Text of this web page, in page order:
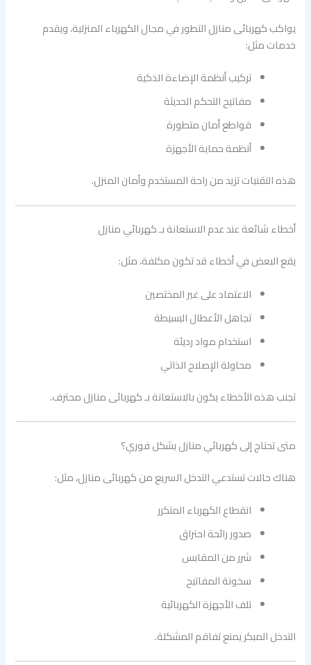
يواكب كهربائى منازل التطور في مجال الكهرباء المنزلية، ويقدم
خدمات مثل:
تركيب أنظمة الإضاءة الذكية
مفاتيح التحكم الحديثة
قواطع أمان متطورة
أنظمة حماية الأجهزة
هذه التقنيات تزيد من راحة المستخدم وأمان المنزل.
أخطاء شائعة عند عدم الاستعانة بـ كهربائي منازل
يقع البعض في أخطاء قد تكون مكلفة، مثل:
الاعتماد على غير المختصين
تجاهل الأعطال البسيطة
استخدام مواد رديئة
محاولة الإصلاح الذاتي
تجنب هذه الأخطاء يكون بالاستعانة بـ كهربائى منازل محترف.
متى تحتاج إلى كهربائي منازل بشكل فوري؟
هناك حالات تستدعي التدخل السريع من كهربائى منازل، مثل:
انقطاع الكهرباء المتكرر
صدور رائحة احتراق
شرر من المقابس
سخونة المفاتيح
تلف الأجهزة الكهربائية
التدخل المبكر يمنع تفاقم المشكلة.